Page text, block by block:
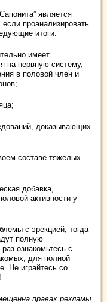
является
проанализировать
итоги:
имеет
на нервную систему,
в половой член и
доказывающих
составе тяжелых
добавка,
активности у
с эрекцией, тогда
полную
ознакомьтесь с
для полной
Не играйтесь со
правах рекламы